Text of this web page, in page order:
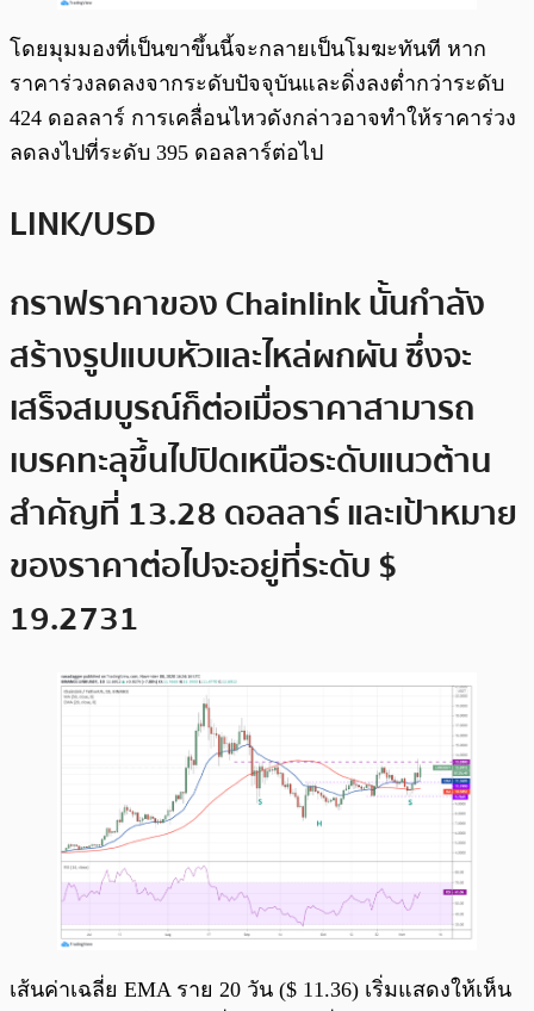
โดยมุมมองที่เป็นขาขึ้นนี้จะกลายเป็นโมฆะทันที หาก
ราคาร่วงลดลงจากระดับปัจจุบันและดิ่งลงต่ำกว่าระดับ
424 ดอลลาร์ การเคลื่อนไหวดังกล่าวอาจทำให้ราคาร่วง
ลดลงไปที่ระดับ 395 ดอลลาร์ต่อไป
LINK/USD
กราฟราคาของ Chainlink นั้นกำลัง
สร้างรูปแบบหัวและไหล่ผกผัน ซึ่งจะ
เสร็จสมบูรณ์ก็ต่อเมื่อราคาสามารถ
เบรคทะลุขึ้นไปปิดเหนือระดับแนวต้าน
สำคัญที่ 13.28 ดอลลาร์ และเป้าหมาย
ของราคาต่อไปจะอยู่ที่ระดับ $
19.2731
เส้นค่าเฉลี่ย EMA ราย 20 วัน ($ 11.36) เริ่มแสดงให้เห็น